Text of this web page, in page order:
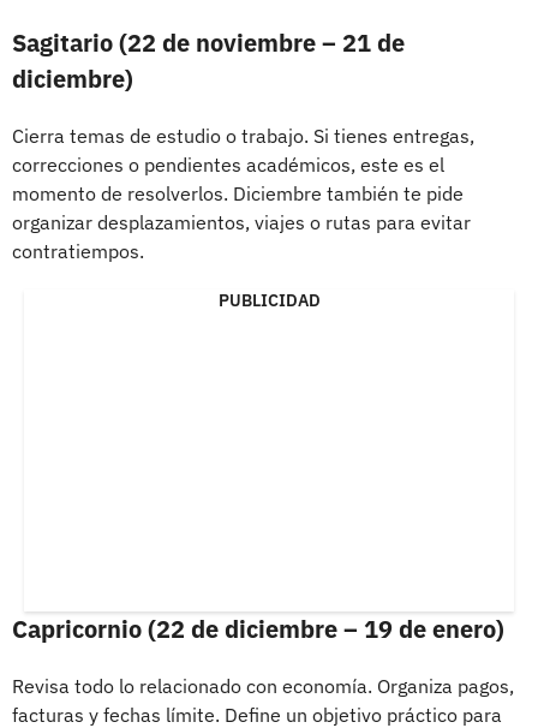
Sagitario (22 de noviembre – 21 de
diciembre)
Cierra temas de estudio o trabajo. Si tienes entregas,
correcciones o pendientes académicos, este es el
momento de resolverlos. Diciembre también te pide
organizar desplazamientos, viajes o rutas para evitar
contratiempos.
PUBLICIDAD
Capricornio (22 de diciembre – 19 de enero)
Revisa todo lo relacionado con economía. Organiza pagos,
facturas y fechas límite. Define un objetivo práctico para